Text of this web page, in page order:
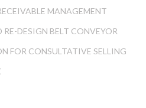
MANAGEMENT
DESIGN BELT CONVEYOR
FOR CONSULTATIVE SELLING